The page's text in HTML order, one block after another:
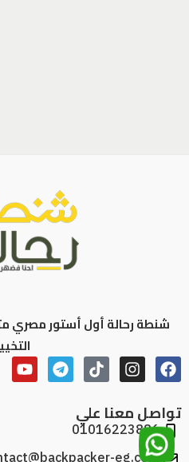
شنطة رحالة أول أستور
تواصل معنا علي
01016223886
eg.com